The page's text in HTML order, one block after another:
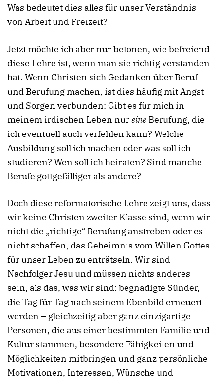
Was bedeutet dies alles für unser Verständnis
von Arbeit und Freizeit?
Jetzt möchte ich aber nur betonen, wie befreiend
diese Lehre ist, wenn man sie richtig verstanden
hat. Wenn Christen sich Gedanken über Beruf
und Berufung machen, ist dies häufig mit Angst
und Sorgen verbunden: Gibt es für mich in
meinem irdischen Leben nureine Berufung, die
ich eventuell auch verfehlen kann? Welche
Ausbildung soll ich machen oder was soll ich
studieren? Wen soll ich heiraten? Sind manche
Berufe gottgefälliger als andere?
Doch diese reformatorische Lehre zeigt uns, dass
wir keine Christen zweiter Klasse sind, wenn wir
nicht die „richtige“ Berufung anstreben oder es
nicht schaffen, das Geheimnis vom Willen Gottes
für unser Leben zu enträtseln. Wir sind
Nachfolger Jesu und müssen nichts anderes
sein, als das, was wir sind: begnadigte Sünder,
die Tag für Tag nach seinem Ebenbild erneuert
werden – gleichzeitig aber ganz einzigartige
Personen, die aus einer bestimmten Familie und
Kultur stammen, besondere Fähigkeiten und
Möglichkeiten mitbringen und ganz persönliche
Motivationen, Interessen, Wünsche und